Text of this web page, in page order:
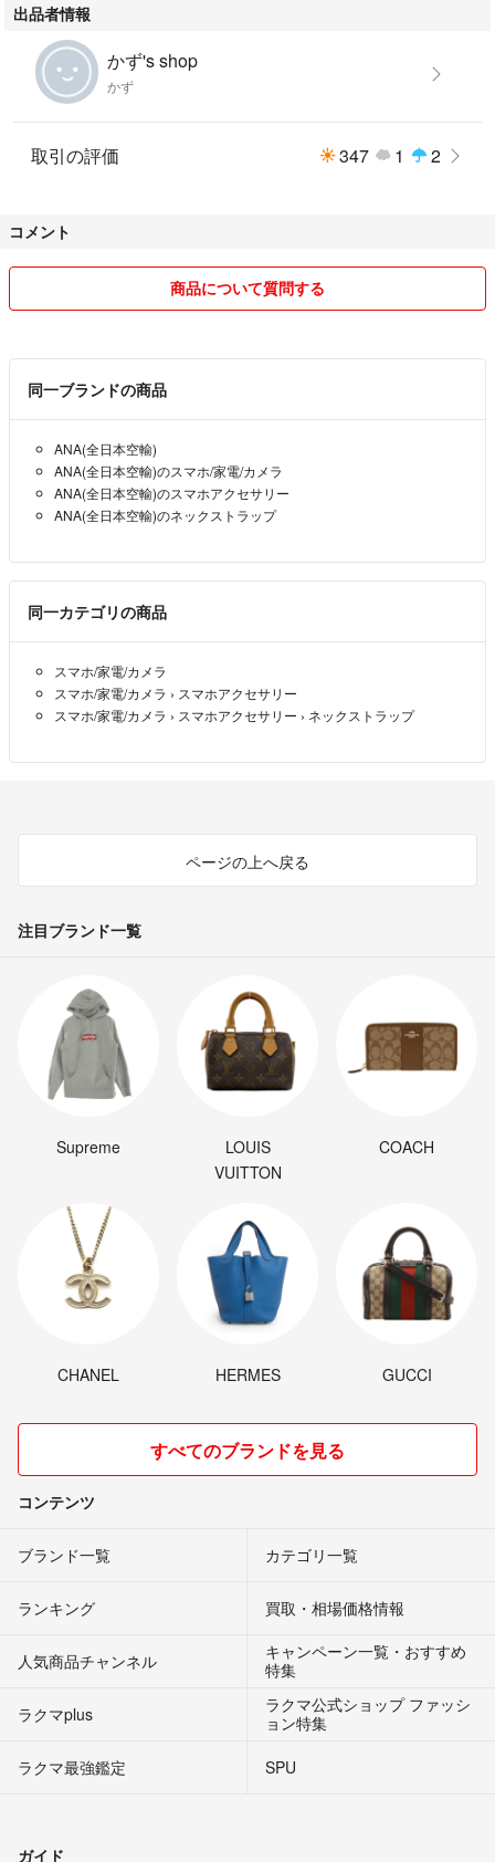
出品者情報
かず's shop
かず
取引の評価 347 1 2
コメント
商品について質問する
同一ブランドの商品
ANA(全日本空輸)
ANA(全日本空輸)のスマホ/家電/カメラ
ANA(全日本空輸)のスマホアクセサリー
ANA(全日本空輸)のネックストラップ
同一カテゴリの商品
スマホ/家電/カメラ
スマホ/家電/カメラ › スマホアクセサリー
スマホ/家電/カメラ › スマホアクセサリー › ネックストラップ
ページの上へ戻る
注目ブランド一覧
Supreme
LOUIS
VUITTON
COACH
CHANEL HERMES GUCCI
すべてのブランドを見る
コンテンツ
ブランド一覧 カテゴリ一覧
ランキング 買取・相場価格情報
人気商品チャンネル
キャンペーン一覧・おすすめ
特集
ラクマplus
ラクマ公式ショップ ファッシ
ョン特集
ラクマ最強鑑定
SPU
ガイド